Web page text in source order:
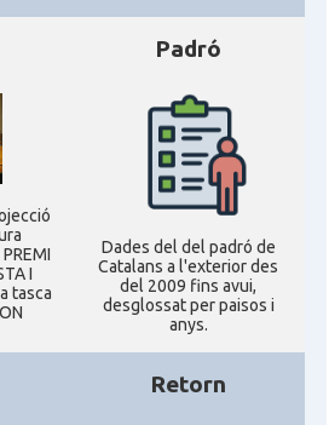
Catalans a WASHINGTON DC
Catalans a WISCONSIN
Catalans a WYOMING
Institute for Catalan
Studies (AICS)
Casal Català de Minnesota
I
tasca
Padró
Dades del del padró de
Catalans a l'exterior des
del 2009 fins avui,
desglossat per paisos i
anys.
Retorn